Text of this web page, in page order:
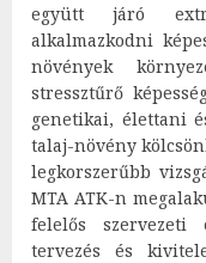
együtt járó
alkalmazkodni
növények
stressztűrő
genetikai, élettani
talaj-növény
legkorszerűbb
MTA ATK-n
felelős szervezeti
tervezés és